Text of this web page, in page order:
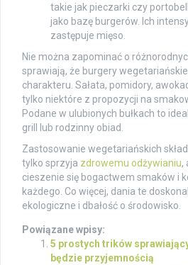
takie jak pieczarki czy
jako bazę burgerów. Ich
zastępuje mięso.
Nie można zapominać o
sprawiają, że burgery
charakteru. Sałata, pomidory,
tylko niektóre z propozycji na
Podane w ulubionych bułkach to
grill lub rodzinny obiad.
Zastosowanie wegetariańskich
tylko sprzyja zdrowemu odżywianiu,
cieszenie się bogactwem smaków i
każdego. Co więcej, dania te
ekologiczne i dbałość o środowisko.
Powiązane wpisy:
5 prostych trików
będzie przyjemnością